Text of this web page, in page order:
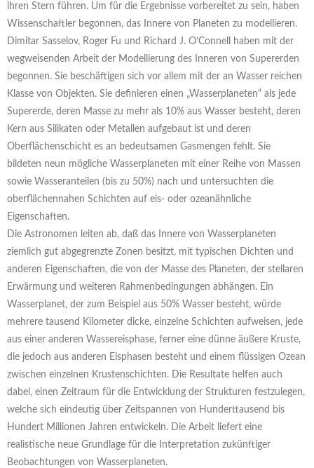
ihren Stern führen. Um für die Ergebnisse vorbereitet zu sein, haben
Wissenschaftler begonnen, das Innere von Planeten zu modellieren.
Dimitar Sasselov, Roger Fu und Richard J. O’Connell haben mit der
wegweisenden Arbeit der Modellierung des Inneren von Supererden
begonnen. Sie beschäftigen sich vor allem mit der an Wasser reichen
Klasse von Objekten. Sie definieren einen „Wasserplaneten“ als jede
Supererde, deren Masse zu mehr als 10% aus Wasser besteht, deren
Kern aus Silikaten oder Metallen aufgebaut ist und deren
Oberflächenschicht es an bedeutsamen Gasmengen fehlt. Sie
bildeten neun mögliche Wasserplaneten mit einer Reihe von Massen
sowie Wasseranteilen (bis zu 50%) nach und untersuchten die
oberflächennahen Schichten auf eis- oder ozeanähnliche
Eigenschaften.
Die Astronomen leiten ab, daß das Innere von Wasserplaneten
ziemlich gut abgegrenzte Zonen besitzt, mit typischen Dichten und
anderen Eigenschaften, die von der Masse des Planeten, der stellaren
Erwärmung und weiteren Rahmenbedingungen abhängen. Ein
Wasserplanet, der zum Beispiel aus 50% Wasser besteht, würde
mehrere tausend Kilometer dicke, einzelne Schichten aufweisen, jede
aus einer anderen Wassereisphase, ferner eine dünne äußere Kruste,
die jedoch aus anderen Eisphasen besteht und einem flüssigen Ozean
zwischen einzelnen Krustenschichten. Die Resultate helfen auch
dabei, einen Zeitraum für die Entwicklung der Strukturen festzulegen,
welche sich eindeutig über Zeitspannen von Hunderttausend bis
Hundert Millionen Jahren entwickeln. Die Arbeit liefert eine
realistische neue Grundlage für die Interpretation zukünftiger
Beobachtungen von Wasserplaneten.